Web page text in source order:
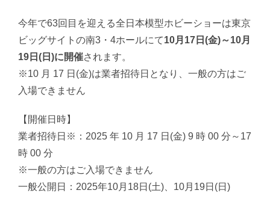
今年で63回目を迎える全日本模型ホビーショーは東京
ビッグサイトの南3・4ホールにて10月17日(金)～10月
19日(日)に開催されます。
※10 月 17 日(金)は業者招待日となり、一般の方はご
入場できません
【開催日時】
業者招待日※：2025 年 10 月 17 日(金) 9 時 00 分～17
時 00 分
※一般の方はご入場できません
一般公開日：2025年10月18日(土)、10月19日(日)